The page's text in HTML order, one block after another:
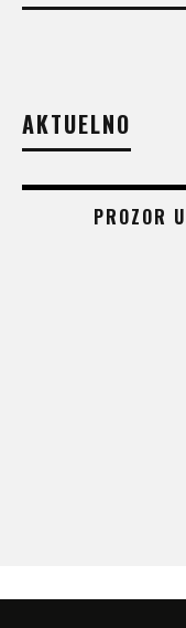
AKTUELNO
PROZOR